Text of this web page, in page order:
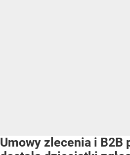
Umowy zlecenia i B2B